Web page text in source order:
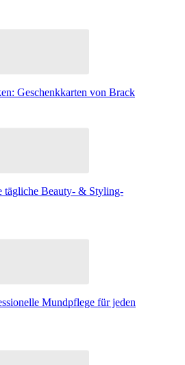
Geschenkkarten von Brack
tägliche Beauty- & Styling-
Mundpflege für jeden